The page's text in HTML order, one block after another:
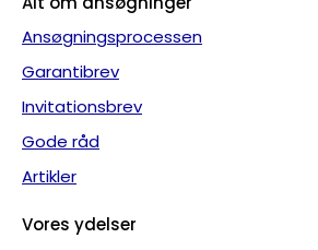
Ansøgningsprocessen
Garantibrev
Invitationsbrev
Gode råd
Artikler
Vores ydelser